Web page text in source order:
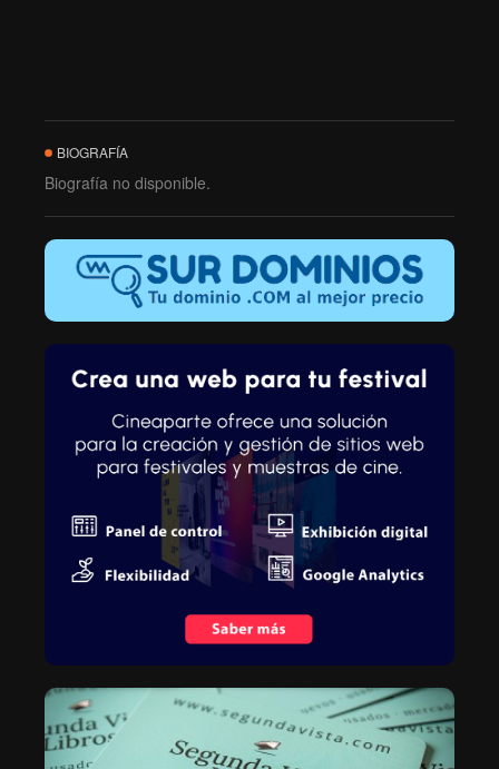
BIOGRAFÍA
Biografía no disponible.